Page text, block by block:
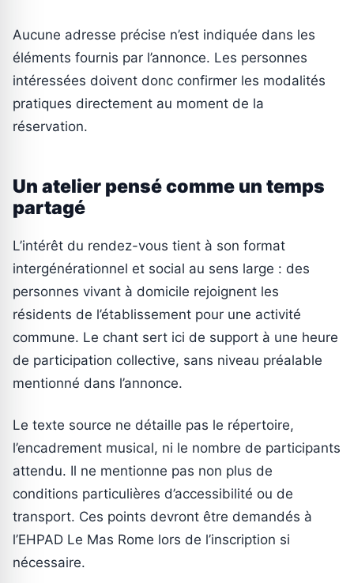
Aucune adresse précise n’est indiquée dans les
éléments fournis par l’annonce. Les personnes
intéressées doivent donc confirmer les modalités
pratiques directement au moment de la
réservation.
Un atelier pensé comme un temps
partagé
L’intérêt du rendez-vous tient à son format
intergénérationnel et social au sens large : des
personnes vivant à domicile rejoignent les
résidents de l’établissement pour une activité
commune. Le chant sert ici de support à une heure
de participation collective, sans niveau préalable
mentionné dans l’annonce.
Le texte source ne détaille pas le répertoire,
l’encadrement musical, ni le nombre de participants
attendu. Il ne mentionne pas non plus de
conditions particulières d’accessibilité ou de
transport. Ces points devront être demandés à
l’EHPAD Le Mas Rome lors de l’inscription si
nécessaire.